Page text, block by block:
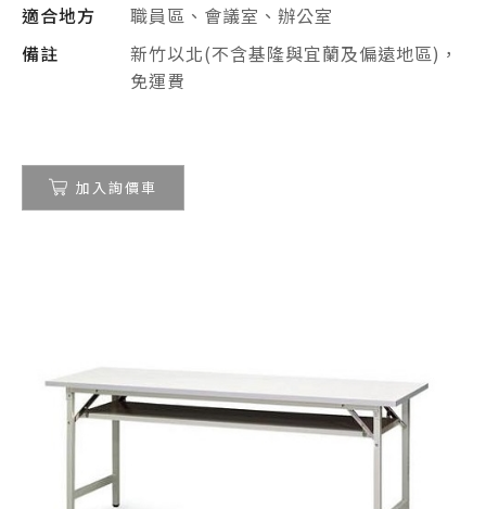
適合地方
職員區、會議室、辦公室
備註
新竹以北(不含基隆與宜蘭及偏遠地區)，
免運費
加入詢價車